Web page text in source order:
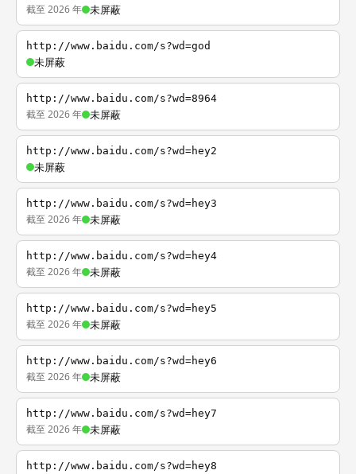
截至 2026 年 未屏蔽
http://www.baidu.com/s?wd=god
未屏蔽
http://www.baidu.com/s?wd=8964
截至 2026 年 未屏蔽
http://www.baidu.com/s?wd=hey2
未屏蔽
http://www.baidu.com/s?wd=hey3
截至 2026 年 未屏蔽
http://www.baidu.com/s?wd=hey4
截至 2026 年 未屏蔽
http://www.baidu.com/s?wd=hey5
截至 2026 年 未屏蔽
http://www.baidu.com/s?wd=hey6
截至 2026 年 未屏蔽
http://www.baidu.com/s?wd=hey7
截至 2026 年 未屏蔽
http://www.baidu.com/s?wd=hey8